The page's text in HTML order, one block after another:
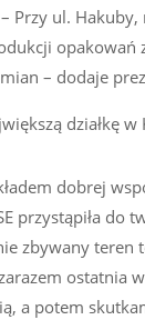
Przy ul.
– dodaje
dobrej
przystąpiła do
zbywany
ostatnia
a potem